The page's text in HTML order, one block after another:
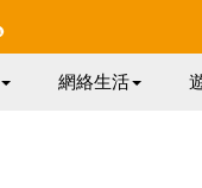
網絡生活